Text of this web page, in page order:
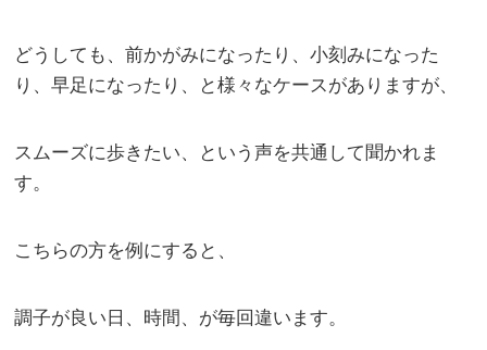
どうしても、前かがみになったり、小刻みになった
り、早足になったり、と様々なケースがありますが、
スムーズに歩きたい、という声を共通して聞かれま
す。
こちらの方を例にすると、
調子が良い日、時間、が毎回違います。